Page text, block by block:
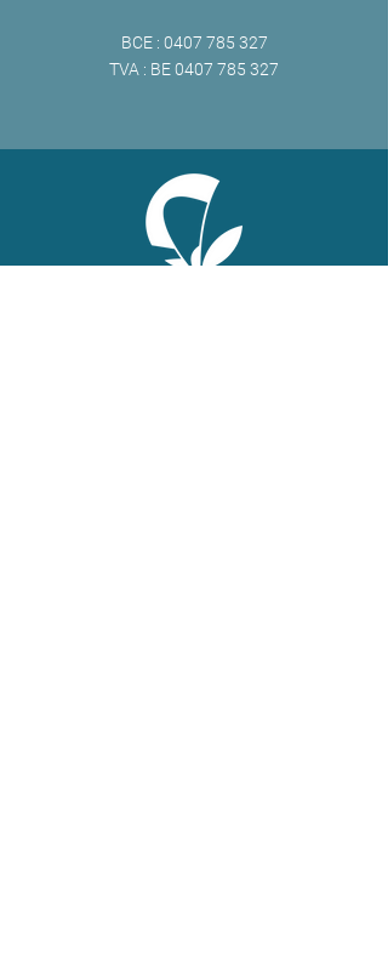
BCE : 0407 785 327
TVA : BE0407 785 327